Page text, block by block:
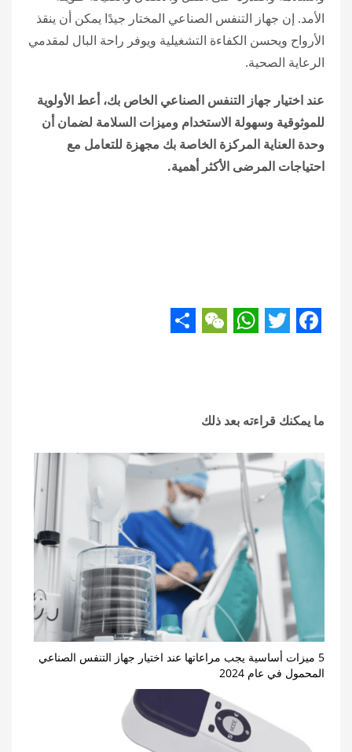
الأمد. إن جهاز التنفس الصناعي المختار جيدًا يمكن أن ينقذ
الأرواح ويحسن الكفاءة التشغيلية ويوفر راحة البال لمقدمي
الرعاية الصحية.
عند اختيار جهاز التنفس الصناعي الخاص بك، أعط الأولوية
للموثوقية وسهولة الاستخدام وميزات السلامة لضمان أن
وحدة العناية المركزة الخاصة بك مجهزة للتعامل مع
احتياجات المرضى الأكثر أهمية.
ما يمكنك قراءته بعد ذلك
5 ميزات أساسية يجب مراعاتها عند اختيار جهاز التنفس الصناعي
المحمول في عام 2024